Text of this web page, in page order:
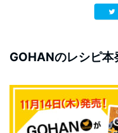
GOHANのレシピ本